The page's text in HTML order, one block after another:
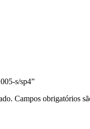
s/sp4”
Campos obrigatórios